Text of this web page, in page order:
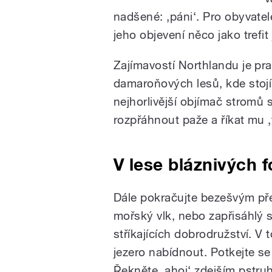
nadšené: ‚páni‘. Pro
jeho objevení něco jako
Zajímavostí Northlandu je
damaroňových lesů, kde
nejhorlivější objímač stromů
rozpřáhnout paže a říkat mu
V lese bláznivých
Dále pokračujte bezešvým
mořský vlk, nebo zapřisáhlý
stříkajících dobrodružství. V
jezero nabídnout. Potkejte